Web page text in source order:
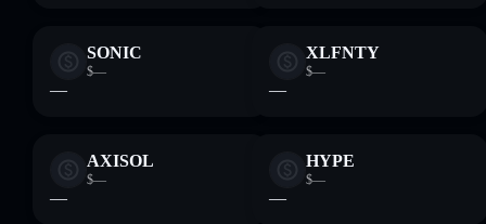
SONIC
$—
—
XLFNTY
$—
—
AXISOL
$—
—
HYPE
$—
—